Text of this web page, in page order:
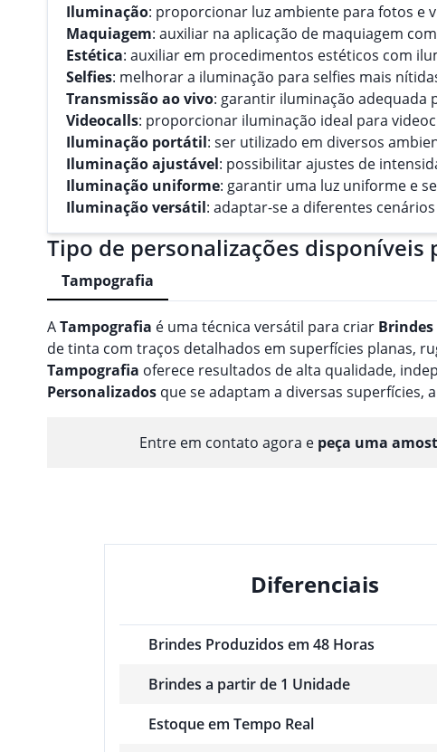
Iluminação: proporcionar luz ambiente para fotos e
Maquiagem: auxiliar na aplicação de maquiagem
Estética: auxiliar em procedimentos estéticos com
Selfies: melhorar a iluminação para selfies mais
Transmissão ao vivo: garantir iluminação adequada
Videocalls: proporcionar iluminação ideal para
Iluminação portátil: ser utilizado em diversos
Iluminação ajustável: possibilitar ajustes de
Iluminação uniforme: garantir uma luz uniforme e
Iluminação versátil: adaptar-se a diferentes
Tipo de personalizações disponíveis
Tampografia
ATampografia é uma técnica versátil para criar Brindes
de tinta com traços detalhados em superfícies planas,
Tampografia oferece resultados de alta qualidade,
Personalizados que se adaptam a diversas superfícies, a
Entre em contato agora e peça uma
Diferenciais
Brindes Produzidos em 48 Horas
Brindes a partir de 1 Unidade
Estoque em Tempo Real